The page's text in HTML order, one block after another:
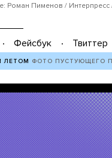
Роман Пименов / Интерпресс
Фейсбук Твиттер
ЛЕТОМ ФОТО ПУСТУЮЩЕГО